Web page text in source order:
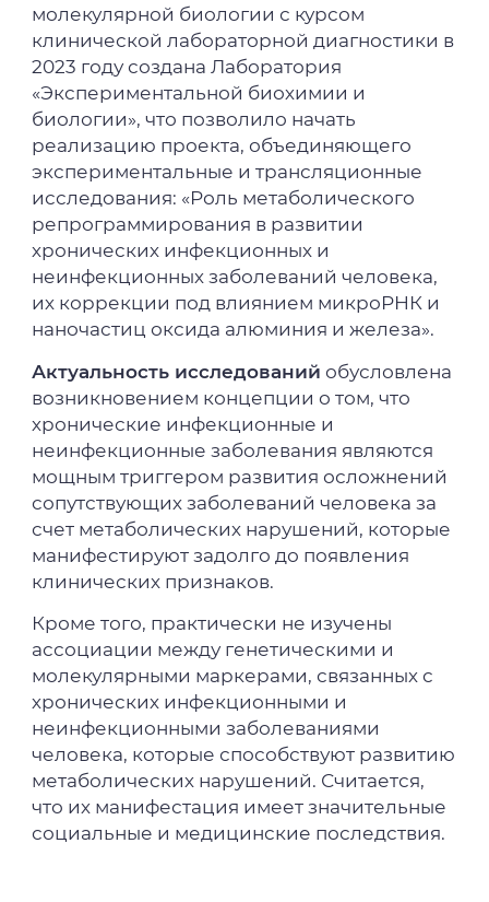
молекулярной биологии с курсом
клинической лабораторной диагностики в
2023 году создана Лаборатория
«Экспериментальной биохимии и
биологии», что позволило начать
реализацию проекта, объединяющего
экспериментальные и трансляционные
исследования: «Роль метаболического
репрограммирования в развитии
хронических инфекционных и
неинфекционных заболеваний человека,
их коррекции под влиянием микроРНК и
наночастиц оксида алюминия и железа».
Актуальность исследований обусловлена
возникновением концепции о том, что
хронические инфекционные и
неинфекционные заболевания являются
мощным триггером развития осложнений
сопутствующих заболеваний человека за
счет метаболических нарушений, которые
манифестируют задолго до появления
клинических признаков.
Кроме того, практически не изучены
ассоциации между генетическими и
молекулярными маркерами, связанных с
хронических инфекционными и
неинфекционными заболеваниями
человека, которые способствуют развитию
метаболических нарушений. Считается,
что их манифестация имеет значительные
социальные и медицинские последствия.